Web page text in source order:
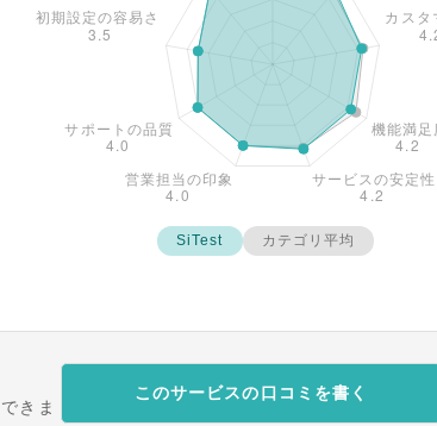
SiTest カテゴリ平均
きま
このサービスの口コミを書く